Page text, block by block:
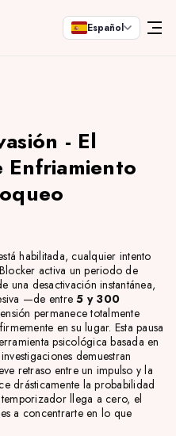
Español
- El
Enfriamiento
habilitada, cualquier intento
activa un periodo de
una desactivación instantánea,
—de entre5 y 300
permanece totalmente
en su lugar. Esta pausa
psicológica basada en
demuestran
retraso entre un impulso y la
drásticamente la probabilidad
llega a cero, el
a concentrarte en lo que